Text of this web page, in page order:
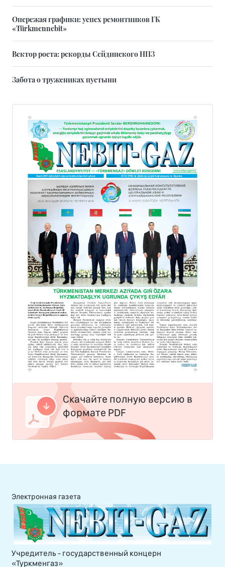
Опережая графики: успех ремонтников ГК
«Türkmennebit»
Вектор роста: рекорды Сейдинского НПЗ
Забота о тружениках пустыни
Скачайте полную версию в
формате PDF
Электронная газета
Учредитель - государственный концерн
«Туркменгаз»